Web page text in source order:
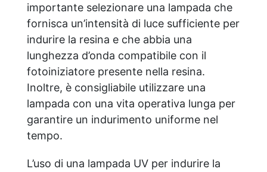
importante selezionare una lampada che
fornisca un’intensità di luce sufficiente per
indurire la resina e che abbia una
lunghezza d’onda compatibile con il
fotoiniziatore presente nella resina.
Inoltre, è consigliabile utilizzare una
lampada con una vita operativa lunga per
garantire un indurimento uniforme nel
tempo.
L’uso di una lampada UV per indurire la